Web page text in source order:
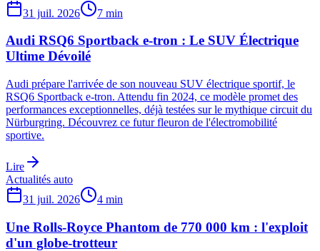
31 juil. 2026
7 min
Audi RSQ6 Sportback e-tron : Le SUV Électrique
Ultime Dévoilé
Audi prépare l'arrivée de son nouveau SUV électrique sportif, le
RSQ6 Sportback e-tron. Attendu fin 2024, ce modèle promet des
performances exceptionnelles, déjà testées sur le mythique circuit du
Nürburgring. Découvrez ce futur fleuron de l'électromobilité
sportive.
Lire
Actualités auto
31 juil. 2026
4 min
Une Rolls-Royce Phantom de 770 000 km : l'exploit
d'un globe-trotteur